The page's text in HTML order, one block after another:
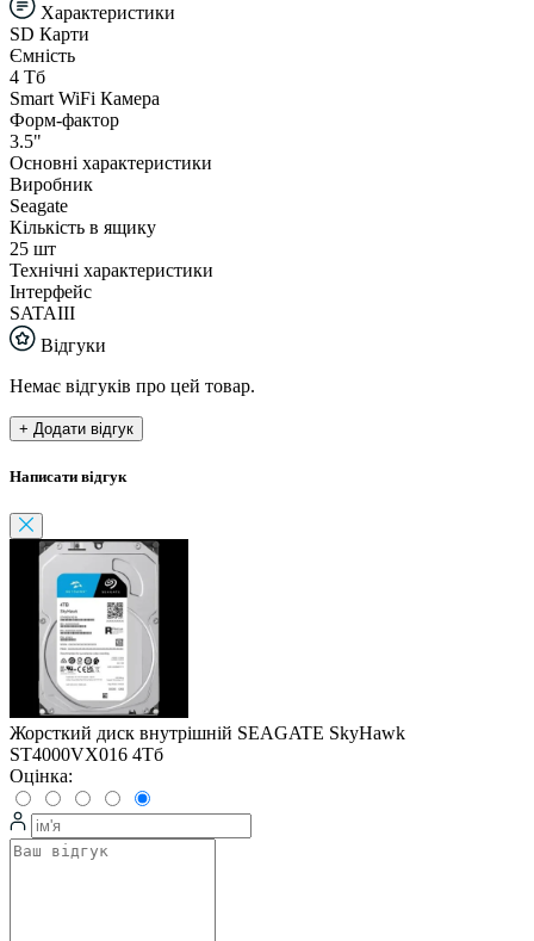
Характеристики
SD Карти
Ємність
4 Тб
Smart WiFi Камера
Форм-фактор
3.5"
Основні характеристики
Виробник
Seagate
Кількість в ящику
25 шт
Технічні характеристики
Інтерфейс
SATAIII
Відгуки
Немає відгуків про цей товар.
+ Додати відгук
Написати відгук
Жорсткий диск внутрішній SEAGATE SkyHawk
ST4000VX016 4Тб
Оцінка: